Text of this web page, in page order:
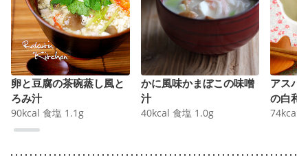
卵と豆腐の茶碗蒸し風と
ろみ汁
90kcal 食塩 1.1 g
かに風味かまぼこの味噌
汁
40kcal 食塩 1.0g
アスパ
の白和
74kcal